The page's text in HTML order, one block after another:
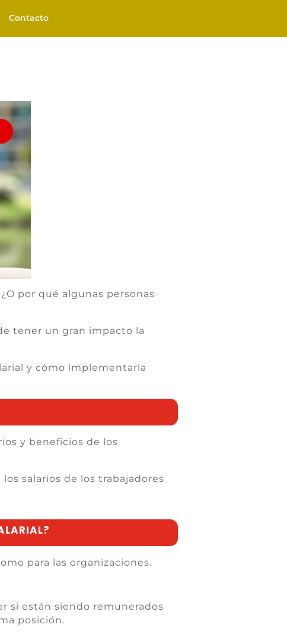
Contacto
por qué algunas personas
tener un gran impacto la
y cómo implementarla
y beneficios de los
salarios de los trabajadores
para las organizaciones.
si están siendo remunerados
posición.